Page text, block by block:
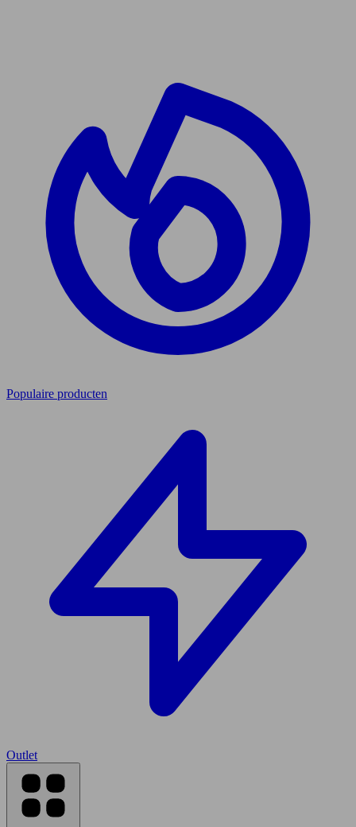
Populaire producten
Outlet